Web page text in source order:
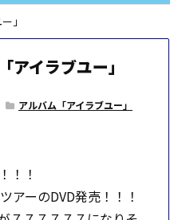
」
イラブユー」
アルバム「アイラブユー」
！！
アーのDVD発売！！！